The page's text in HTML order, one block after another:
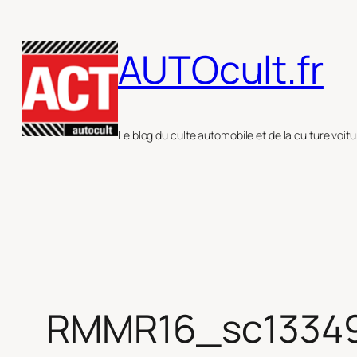
au
contenu
AUTOcult.fr
Le blog du culte automobile et de la culture